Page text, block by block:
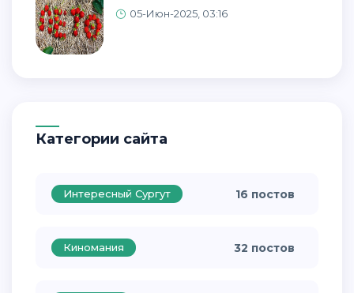
05-Июн-2025, 03:16
Категории сайта
Интересный Сургут 16 постов
Киномания 32 постов